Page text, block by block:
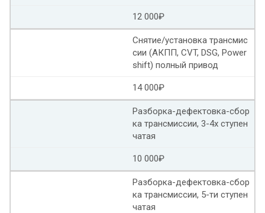
12 000₽
Снятие/установка трансмис
сии (АКПП, CVT, DSG, Power
shift) полный привод
14 000₽
Разборка-дефектовка-сбор
ка трансмиссии, 3-4х ступен
чатая
10 000₽
Разборка-дефектовка-сбор
ка трансмиссии, 5-ти ступен
чатая